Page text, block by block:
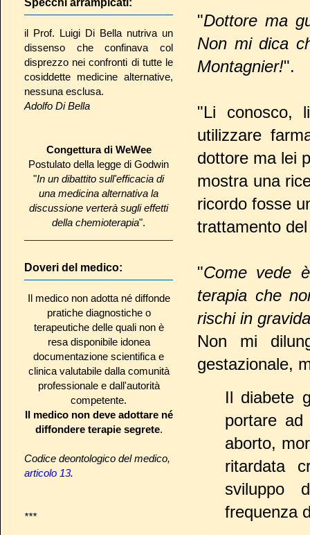
"Dottore ma
Non mi dica
Montagnier!".
"Li conosco,
utilizzare
dottore ma lei
mostra una
ricordo fosse
trattamento
"Come vede
terapia che
rischi in
Non mi
gestazionale,
Il diabete
portare
aborto,
ritardata
sviluppo
frequenza
Specchi arrampicati:
il Prof. Luigi Di Bella nutriva un
dissenso che confinava col
disprezzo nei confronti di tutte le
cosiddette medicine alternative,
nessuna esclusa.
Adolfo Di Bella
Congettura di WeWee
Postulato della legge di Godwin
"In un dibattito sull'efficacia di
una medicina alternativa la
discussione verterà sugli effetti
della chemioterapia".
Doveri del medico:
Il medico non adotta né diffonde
pratiche diagnostiche o
terapeutiche delle quali non è
resa disponibile idonea
documentazione scientifica e
clinica valutabile dalla comunità
professionale e dall'autorità
competente.
Il medico non deve adottare né
diffondere terapie segrete.
Codice deontologico del medico,
articolo 13.
***